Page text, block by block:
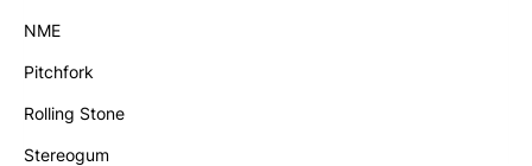
NME
Pitchfork
Rolling Stone
Stereogum